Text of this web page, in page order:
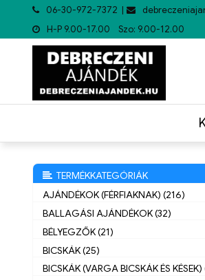
06-30-972-7372
H-P 9.00-17.00 Szo: 9.00-12.00
TERMÉKKATEGÓRIÁK
AJÁNDÉKOK (FÉRFIAKNAK) (216)
BALLAGÁSI AJÁNDÉKOK (32)
BÉLYEGZŐK (21)
BICSKÁK (25)
BICSKÁK (VARGA BICSKÁK ÉS KÉSEK)